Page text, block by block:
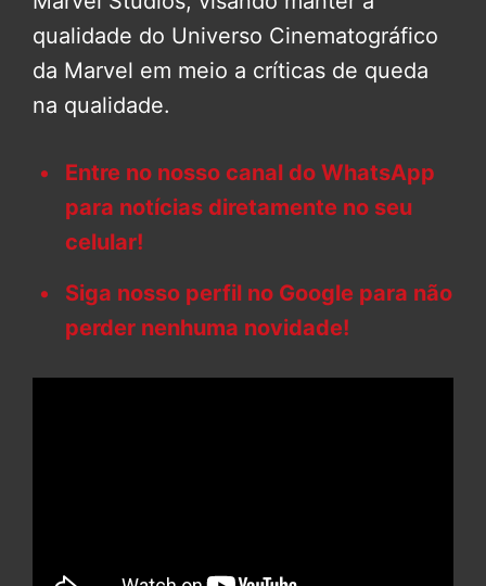
qualidade do Universo Cinematográfico
da Marvel em meio a críticas de queda
na qualidade.
Entre no nosso canal do WhatsApp
para notícias diretamente no seu
celular!
Siga nosso perfil no Google para não
perder nenhuma novidade!